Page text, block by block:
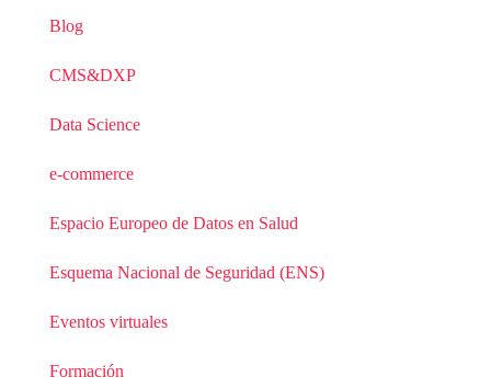
Blog
CMS&DXP
Data Science
e-commerce
Espacio Europeo de Datos en Salud
Esquema Nacional de Seguridad (ENS)
Eventos virtuales
Formación